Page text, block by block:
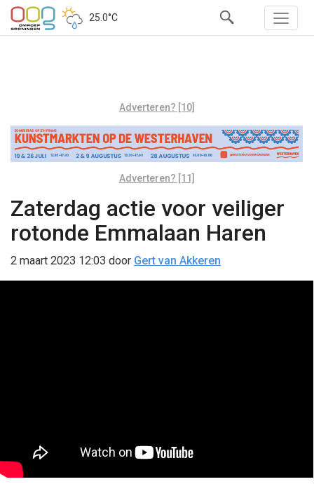
25.0°C
Adverteren? [10]
Adverteren? [11]
Zaterdag actie voor veiliger
rotonde Emmalaan Haren
2 maart 2023 12:03 door Gert van Akkeren